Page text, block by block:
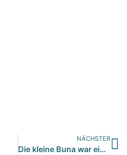
NÄCHSTER
Die kleine Buna war ein Herzenshund unserer Tierschützerin u…